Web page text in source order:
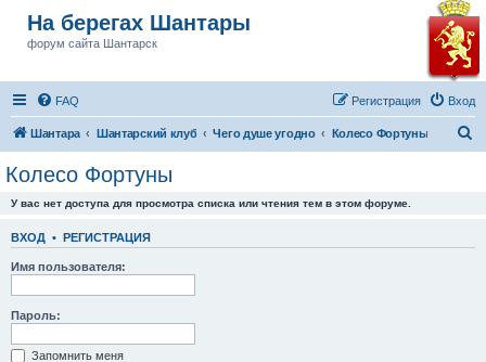
На берегах Шантары
форум сайта Шантарск
FAQ Вход
Регистрация
Шантара Шантарский клуб Чего душе угодно Колесо Фортуны
Колесо Фортуны
У вас нет доступа для просмотра списка или чтения тем в этом форуме.
ВХОД • РЕГИСТРАЦИЯ
Имя пользователя:
Пароль:
Запомнить меня